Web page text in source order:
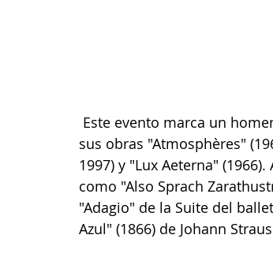
sus obras "Atmosphères"
1997) y "Lux Aeterna"
como "Also Sprach
"Adagio" de la Suite del
Azul" (1866) de Johann